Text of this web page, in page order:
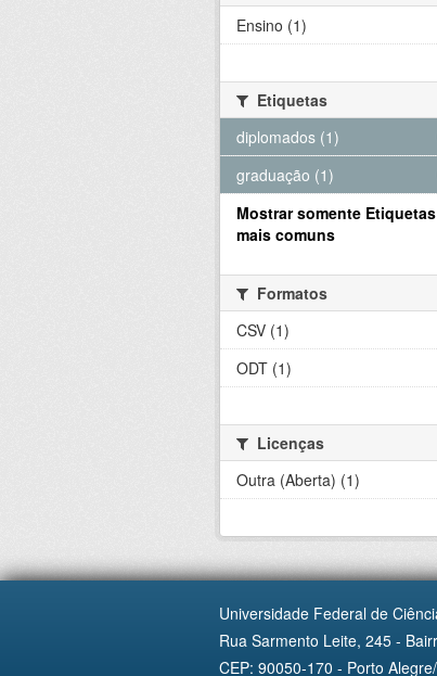
Ensino (1)
Etiquetas
diplomados (1)
graduação (1)
Mostrar somente Etiquetas
mais comuns
Formatos
CSV (1)
ODT (1)
Licenças
Outra (Aberta) (1)
Universidade Federal de
Rua Sarmento Leite, 245 -
CEP: 90050-170 - Porto